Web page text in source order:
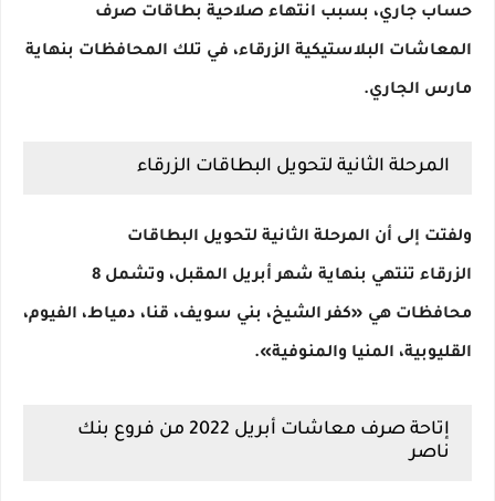
حساب جاري، بسبب انتهاء صلاحية بطاقات صرف
المعاشات البلاستيكية الزرقاء، في تلك المحافظات بنهاية
مارس الجاري.
المرحلة الثانية لتحويل البطاقات الزرقاء
ولفتت إلى أن المرحلة الثانية لتحويل البطاقات
الزرقاء تنتهي بنهاية شهر أبريل المقبل، وتشمل 8
محافظات هي «كفر الشيخ، بني سويف، قنا، دمياط، الفيوم،
القليوبية، المنيا والمنوفية».
إتاحة صرف معاشات أبريل 2022 من فروع بنك
ناصر